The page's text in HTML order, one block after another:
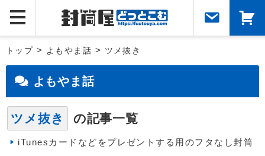
トップ > よもやま話 > ツメ抜き
よもやま話
ツメ抜き の記事一覧
iTunesカードなどをプレゼントする用のフタなし封筒